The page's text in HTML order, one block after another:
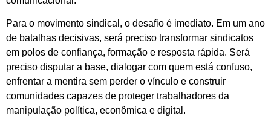
Para o movimento sindical, o desafio é imediato. Em um ano
de batalhas decisivas, será preciso transformar sindicatos
em polos de confiança, formação e resposta rápida. Será
preciso disputar a base, dialogar com quem está confuso,
enfrentar a mentira sem perder o vínculo e construir
comunidades capazes de proteger trabalhadores da
manipulação política, econômica e digital.